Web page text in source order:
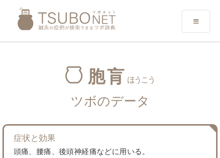
胞肓 ほうこう
ツボのデータ
症状と効果
頭痛、腰痛、後頭神経痛などに用いる。